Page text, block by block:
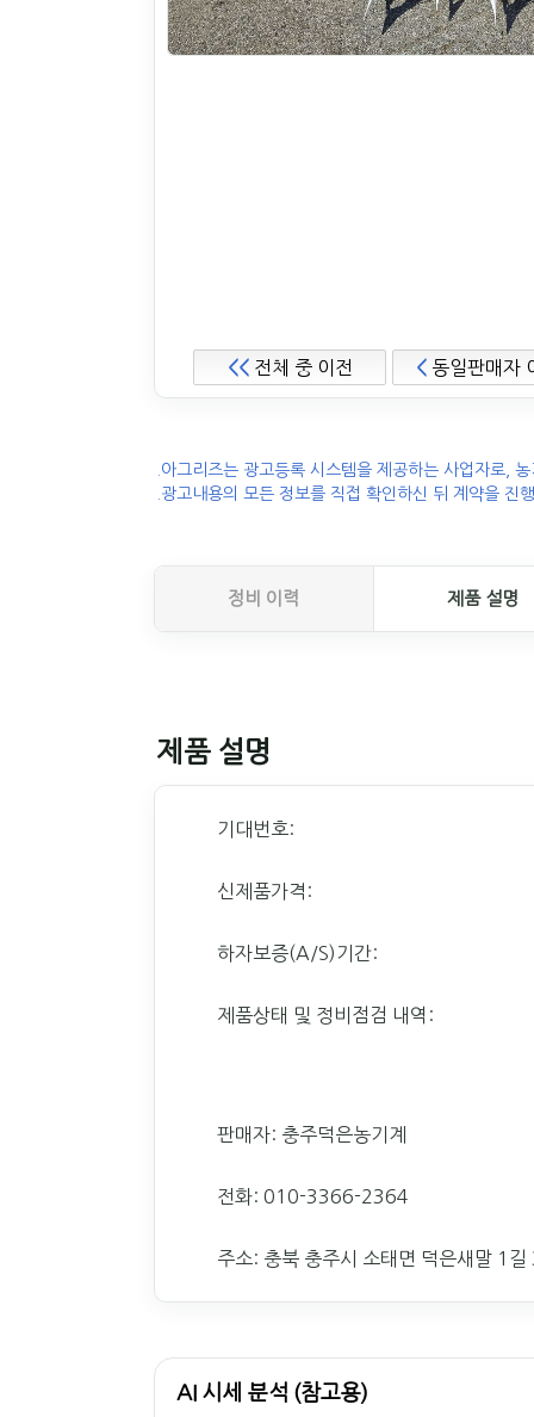
<<전체 중 이전 < 동일판매자
.아그리즈는 광고등록 시스템을 제공하는 사업자로,
.광고내용의 모든 정보를 직접 확인하신 뒤 계약을 진
정비 이력 제품 설명
제품 설명
기대번호:
신제품가격:
하자보증(A/S)기간:
제품상태 및 정비점검 내역:
판매자: 충주덕은농기계
전화: 010-3366-2364
주소: 충북 충주시 소태면 덕은새말 1
AI 시세 분석 (참고용)